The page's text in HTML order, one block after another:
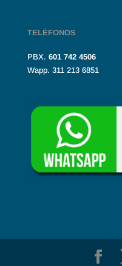
TELÉFONOS
PBX. 601 742 4506
Wapp. 311 213 6851